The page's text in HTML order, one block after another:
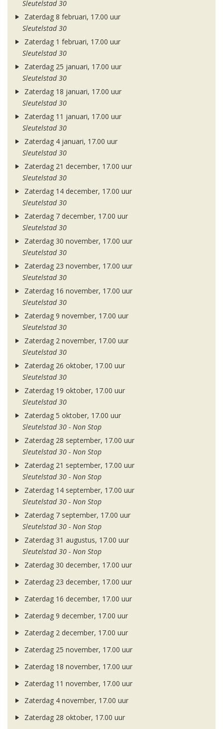
Sleutelstad 30
Zaterdag 8 februari, 17.00 uur
Sleutelstad 30
Zaterdag 1 februari, 17.00 uur
Sleutelstad 30
Zaterdag 25 januari, 17.00 uur
Sleutelstad 30
Zaterdag 18 januari, 17.00 uur
Sleutelstad 30
Zaterdag 11 januari, 17.00 uur
Sleutelstad 30
Zaterdag 4 januari, 17.00 uur
Sleutelstad 30
Zaterdag 21 december, 17.00 uur
Sleutelstad 30
Zaterdag 14 december, 17.00 uur
Sleutelstad 30
Zaterdag 7 december, 17.00 uur
Sleutelstad 30
Zaterdag 30 november, 17.00 uur
Sleutelstad 30
Zaterdag 23 november, 17.00 uur
Sleutelstad 30
Zaterdag 16 november, 17.00 uur
Sleutelstad 30
Zaterdag 9 november, 17.00 uur
Sleutelstad 30
Zaterdag 2 november, 17.00 uur
Sleutelstad 30
Zaterdag 26 oktober, 17.00 uur
Sleutelstad 30
Zaterdag 19 oktober, 17.00 uur
Sleutelstad 30
Zaterdag 5 oktober, 17.00 uur
Sleutelstad 30 - Non Stop
Zaterdag 28 september, 17.00 uur
Sleutelstad 30 - Non Stop
Zaterdag 21 september, 17.00 uur
Sleutelstad 30 - Non Stop
Zaterdag 14 september, 17.00 uur
Sleutelstad 30 - Non Stop
Zaterdag 7 september, 17.00 uur
Sleutelstad 30 - Non Stop
Zaterdag 31 augustus, 17.00 uur
Sleutelstad 30 - Non Stop
Zaterdag 30 december, 17.00 uur
Zaterdag 23 december, 17.00 uur
Zaterdag 16 december, 17.00 uur
Zaterdag 9 december, 17.00 uur
Zaterdag 2 december, 17.00 uur
Zaterdag 25 november, 17.00 uur
Zaterdag 18 november, 17.00 uur
Zaterdag 11 november, 17.00 uur
Zaterdag 4 november, 17.00 uur
Zaterdag 28 oktober, 17.00 uur